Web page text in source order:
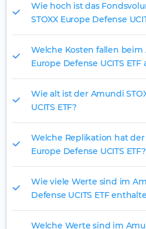
Wie hoch ist das
STOXX Europe Defense
Welche Kosten fallen beim
Europe Defense UCITS ETF
Wie alt ist der Amundi
UCITS ETF?
Welche Replikation hat der
Europe Defense UCITS ETF?
Wie viele Werte sind im
Defense UCITS ETF
Welche Werte sind im